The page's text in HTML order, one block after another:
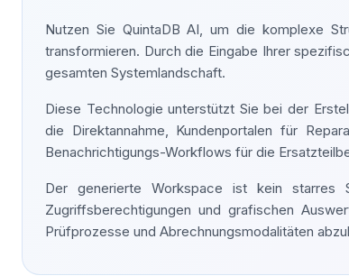
Nutzen Sie QuintaDB AI, um die komplexe
transformieren. Durch die Eingabe Ihrer
gesamten Systemlandschaft.
Diese Technologie unterstützt Sie bei der
die Direktannahme, Kundenportalen für
Benachrichtigungs-Workflows für die
Der generierte Workspace ist kein starres
Zugriffsberechtigungen und grafischen
Prüfprozesse und Abrechnungsmodalitäten